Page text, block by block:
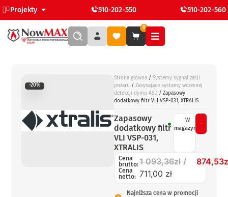
Projekty 510-202-550 510-202-560
0
-20%
Strona główna / Systemy sygnalizacji
pożaru / Zasysające systemy wczesnej
detekcji dymu ASD / Zapasowy
dodatkowy filtr VLI VSP-031, XTRALIS
Zapasowy
dodatkowy filtr
VLI VSP-031,
XTRALIS
W
magazynie
Cena
brutto:1 093,36zł 874,53
Cena
netto: 711,00 zł
Najniższa cena w promocji